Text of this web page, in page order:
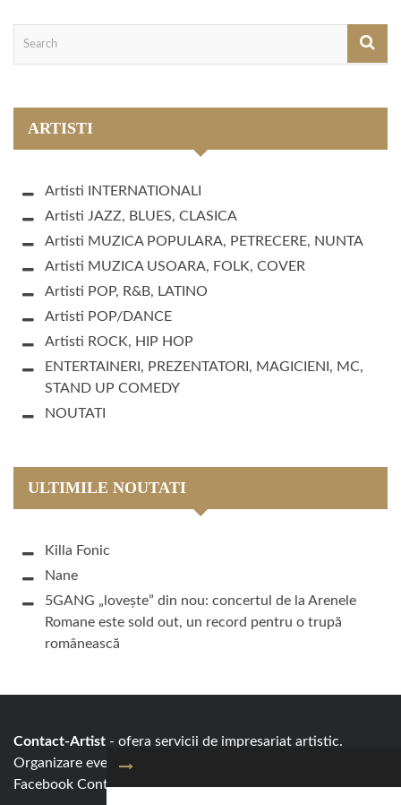
ARTISTI
Artisti INTERNATIONALI
Artisti JAZZ, BLUES, CLASICA
Artisti MUZICA POPULARA, PETRECERE, NUNTA
Artisti MUZICA USOARA, FOLK, COVER
Artisti POP, R&B, LATINO
Artisti POP/DANCE
Artisti ROCK, HIP HOP
ENTERTAINERI, PREZENTATORI, MAGICIENI, MC,
STAND UP COMEDY
NOUTATI
ULTIMILE NOUTATI
Killa Fonic
Nane
5GANG „lovește” din nou: concertul de la Arenele
Romane este sold out, un record pentru o trupă
românească
Contact-Artist - ofera servicii de impresariat artistic.
Organizare evenimente si spectacole cu artisti renumiti!
Facebook Contact-Artist.ro